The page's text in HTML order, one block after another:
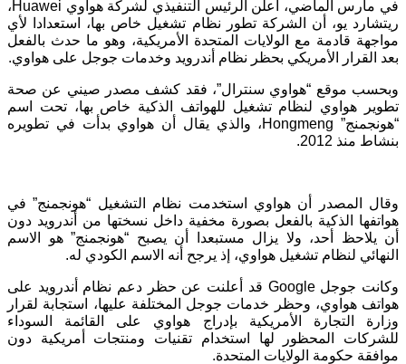
في مارس الماضي، أعلن الرئيس التنفيذي لشركة هواوي Huawei،
ريتشارد يو، أن الشركة تطور نظام تشغيل خاص بها، استعدادا لأي
مواجهة قادمة مع الولايات المتحدة الأمريكية، وهو ما حدث بالفعل
بعد القرار الأمريكي بحظر نظام أندرويد وخدمات جوجل على هواوي.
وبحسب موقع “هواوي سنترال”، فقد كشف مصدر صيني عن صحة
تطوير هواوي لنظام تشغيل للهواتف الذكية خاص بها، تحت اسم
“هونجمنج” Hongmeng، والذي يقال أن هواوي بدأت في تطويره
بنشاط منذ 2012.
وقال المصدر أن هواوي استخدمت نظام التشغيل “هونجمنج” في
هواتفها الذكية بالفعل بصورة مخفية داخل نسختها من أندرويد دون
أن يلاحظ أحد، ولا يزال مستبعدا أن يصبح “هونجمنج” هو الاسم
النهائي لنظام تشغيل هواوي، إذ يرجح أنه الاسم الكودي له.
وكانت جوجل Google قد أعلنت عن حظر دعم نظام أندرويد على
هواتف هواوي، وحظر خدمات جوجل المختلفة عليها، استجابة لقرار
وزارة التجارة الأمريكية بإدراج هواوي على القائمة السوداء
للشركات المحظور لها استخدام تقنيات ومنتجات أمريكية دون
موافقة حكومة الولايات المتحدة.